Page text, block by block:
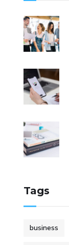
Tags
business